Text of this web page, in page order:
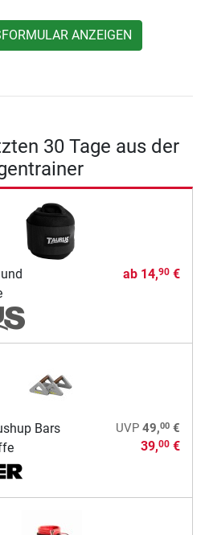
ANZEIGEN
30 Tage aus der
ab 14,90€
Bars
UVP 49,00€
39,00€